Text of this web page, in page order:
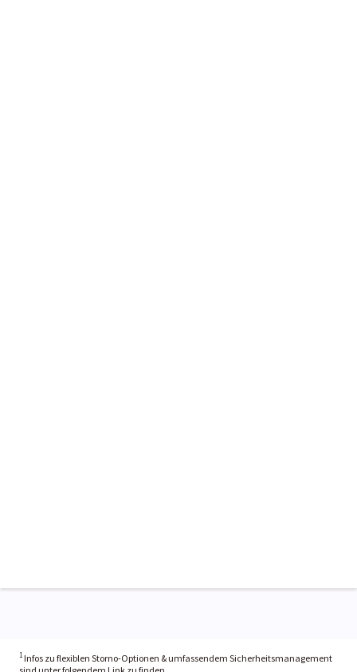
1 Infos zu flexiblen Storno-Optionen & umfassendem Sicherheitsmanagement